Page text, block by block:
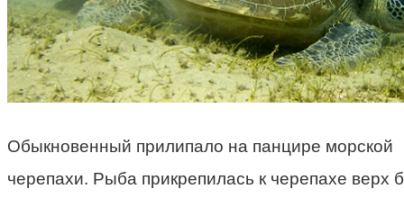
Обыкновенный прилипало на панцире морской
черепахи. Рыба прикрепилась к черепахе верх